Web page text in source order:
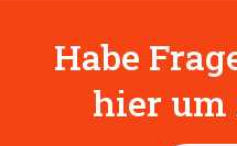
Habe
hier um